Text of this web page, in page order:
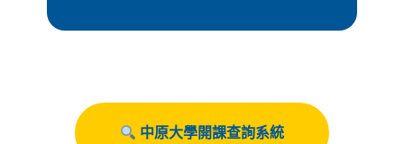
中原大學開課查詢系統